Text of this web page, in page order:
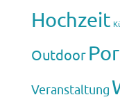
Hochzeit
Outdoor
Veranstaltung